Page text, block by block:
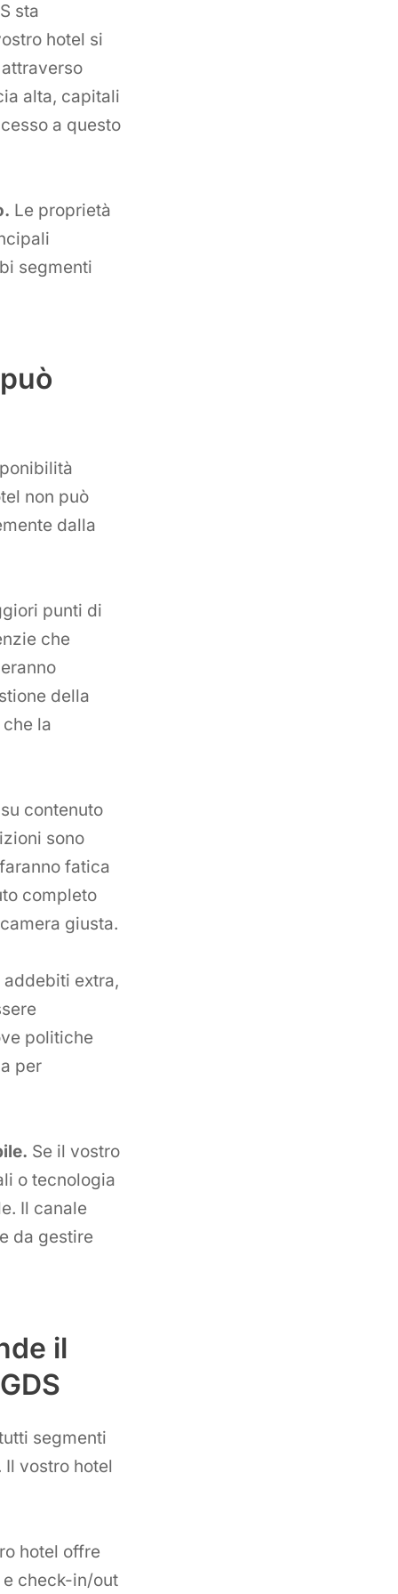
sta
hotel si
alta, capitali
a questo
Le proprietà
segmenti
non può
dalla
punti di
che
della
la
contenuto
sono
fatica
completo
giusta.
extra,
politiche
per
Se il vostro
o tecnologia
Il canale
da gestire
il
segmenti
vostro hotel
hotel offre
check-in/out